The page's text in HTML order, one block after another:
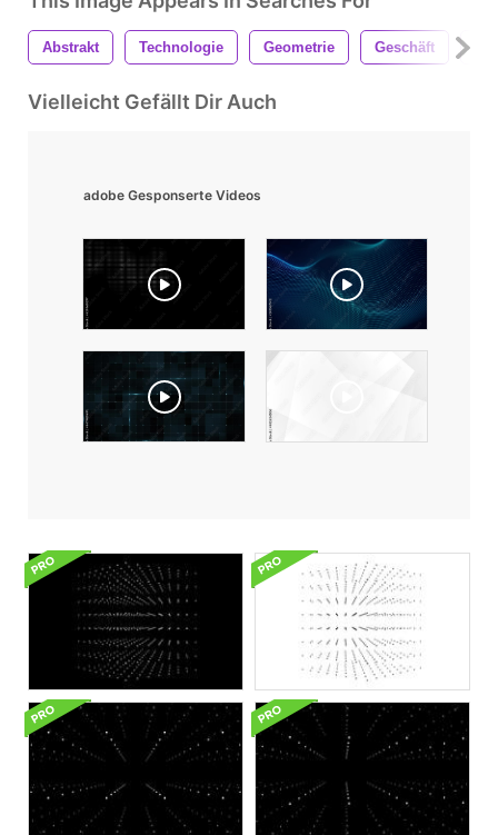
Abstrakt Technologie Geometrie Geschäft
Vielleicht Gefällt Dir Auch
adobe Gesponserte Videos